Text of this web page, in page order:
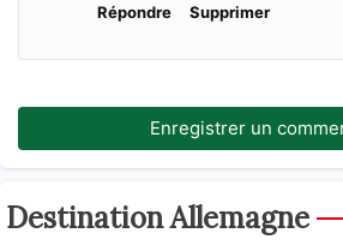
Répondre Supprimer
Enregistrer un
Destination Allemagne